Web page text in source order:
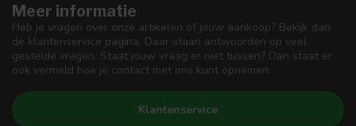
Meer informatie
Heb je vragen over onze artikelen of jouw aankoop? Bekijk dan
de klantenservice pagina. Daar staan antwoorden op veel
gestelde vragen. Staat jouw vraag er niet tussen? Dan staat er
ook vermeld hoe je contact met ons kunt opnemen.
Klantenservice